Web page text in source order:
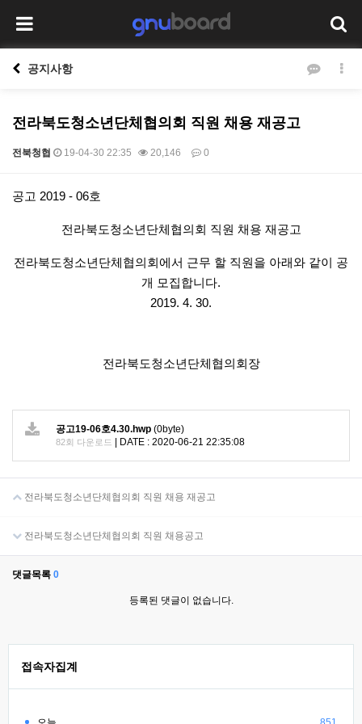
공지사항
전라북도청소년단체협의회 직원 채용 재공고
전북청협 19-04-30 22:35 20,146 0
본문
공고 2019 - 06호
전라북도청소년단체협의회 직원 채용 재공고
전라북도청소년단체협의회에서 근무 할 직원을 아래와 같이 공
개 모집합니다.
2019. 4. 30.
전라북도청소년단체협의회장
공고19-06호4.30.hwp (0byte)
82회 다운로드 DATE : 2020-06-21 22:35:08
전라북도청소년단체협의회 직원 채용 재공고
전라북도청소년단체협의회 직원 채용공고
댓글목록 0
등록된 댓글이 없습니다.
접속자집계